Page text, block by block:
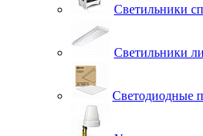
Светильники
Светильники
Светодиодные